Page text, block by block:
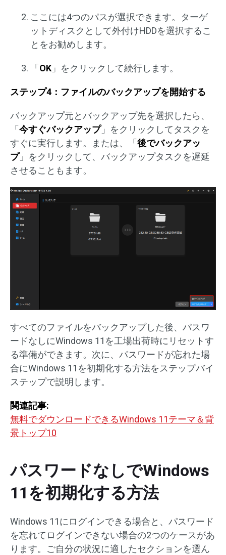
ここには4つのパスが選択できます。ターゲ
ットディスクとして外付けHDDを選択するこ
とをお勧めします。
「OK 」をクリックして続行します。
ステップ4：ファイルのバックアップを開始する
バックアップ元とバックアップ先を選択したら、
「今すぐバックアップ」をクリックしてタスクを
すぐに実行します。または、「後でバックアッ
プ」をクリックして、バックアップタスクを遅延
させることもます。
すべてのファイルをバックアップした後、パスワ
ードなしにWindows 11を工場出荷時にリセットす
る準備ができます。次に、パスワードが忘れた場
合にWindows 11を初期化する方法をステップバイ
ステップで説明します。
関連記事:
無料でダウンロードできるWindows 11テーマ＆背
景トップ10
パスワードなしでWindows
11を初期化する方法
Windows 11にログインできる場合と、パスワード
を忘れてログインできない場合の2つのケースがあ
ります。ご自分の状況に適したセクションを選ん